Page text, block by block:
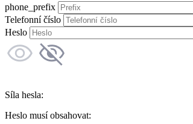
phone_prefix
Telefonní číslo
Heslo
Síla hesla:
Heslo musí obsahovat: